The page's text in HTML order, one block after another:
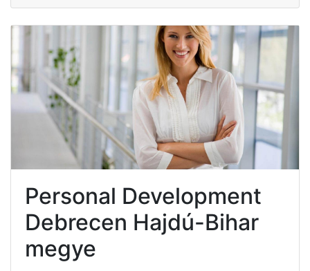
Personal Development
Debrecen Hajdú-Bihar
megye